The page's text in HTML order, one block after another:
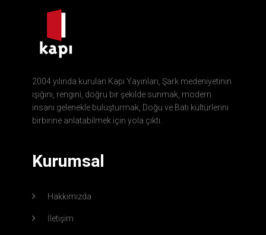
2004 yılında kurulan Kapı Yayınları, Şark medeniyetinin
ışığını, rengini, doğru bir şekilde sunmak, modern
insanı gelenekle buluşturmak, Doğu ve Batı kültürlerini
birbirine anlatabilmek için yola çıktı.
Kurumsal
Hakkımızda
İletişim